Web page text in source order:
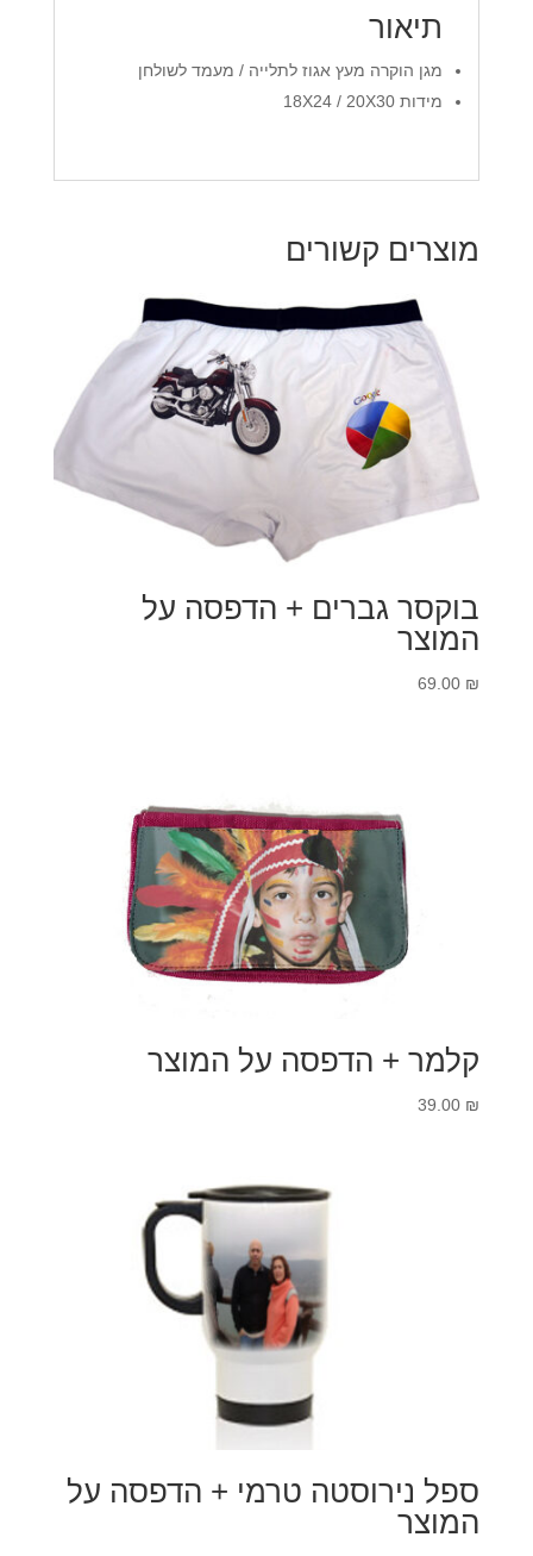
תיאור
מגן הוקרה מעץ אגוז לתלייה / מעמד לשולחן
מידות 18X24 / 20X30
מוצרים קשורים
בוקסר גברים + הדפסה על
המוצר
69.00 ₪
קלמר + הדפסה על המוצר
39.00 ₪
ספל נירוסטה טרמי + הדפסה על
המוצר